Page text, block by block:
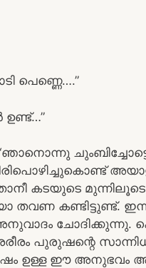
പെണ്ണെ….”
കടയുടെ
തവണ കണ്ടിട്ടുണ്ട്.
അനുവാദം
പുരുഷന്റെ
ഉള്ള ഈ അനുഭവം